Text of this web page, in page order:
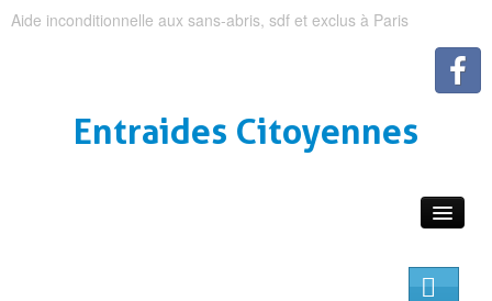
Aide inconditionnelle aux sans-abris, sdf et exclus à Paris
Entraides Citoyennes